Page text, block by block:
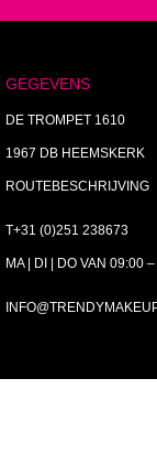
GEGEVENS
DE TROMPET 1610
1967 DB HEEMSKERK
ROUTEBESCHRIJVING
T+31 (0)251 238673
MA | DI | DO VAN 09:00